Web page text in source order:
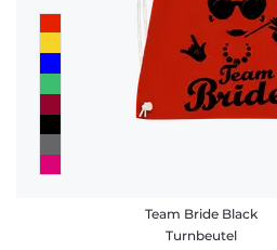
Team Bride Black
Turnbeutel